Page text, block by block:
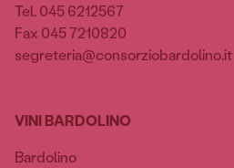
Tel. 045 6212567
Fax 045 7210820
segreteria@consorziobardolino.it
VINI BARDOLINO
Bardolino